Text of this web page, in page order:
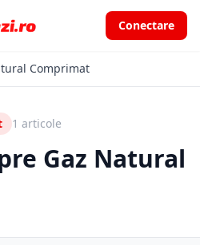
Conectare
Comprimat
1 articole
Gaz Natural